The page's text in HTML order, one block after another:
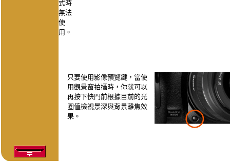
式時
無法
使
用。
只要使用影像預覽鍵，當使
用觀景窗拍攝時，你就可以
再按下快門前根據目前的光
圈值檢視景深與背景離焦效
果。